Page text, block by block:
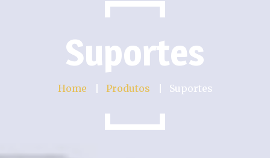
Suportes
Home Produtos Suportes